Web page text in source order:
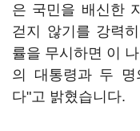
은 국민을 배신한
걷지 않기를 강력
률을 무시하면 이
의 대통령과 두 명
다"고 밝혔습니다.